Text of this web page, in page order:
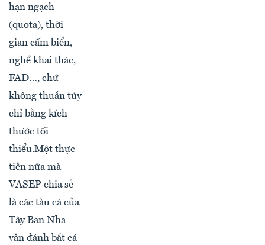
hạn ngạch
(quota), thời
gian cấm biển,
nghề khai thác,
FAD…, chứ
không thuần túy
chỉ bằng kích
thước tối
thiểu.Một thực
tiễn nữa mà
VASEP chia sẻ
là các tàu cá của
Tây Ban Nha
vẫn đánh bắt cá